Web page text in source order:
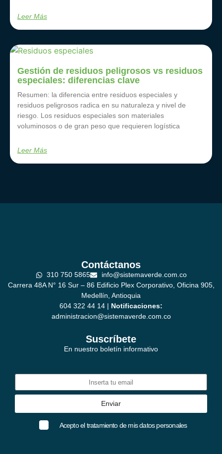
Leer Más
Gestión de residuos peligrosos vs residuos
especiales: diferencias clave
Resumen: la diferencia entre residuos especiales y
residuos peligrosos radica en su naturaleza y nivel de
riesgo. Los residuos especiales son materiales
voluminosos o de gran peso que requieren logística
Leer Más
Contáctanos
310 750 5865
info@sistemaverde.com.co
Carrera 48A N° 16 Sur – 86 Edificio Plex Corporativo, Oficina 905,
Medellín, Antioquia
604 322 44 14 | Notificaciones:
administracion@sistemaverde.com.co
Suscríbete
En nuestro boletín informativo
Acepto el tratamiento de mis datos personales